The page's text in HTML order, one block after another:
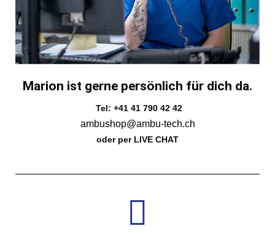
Marion ist gerne persönlich für dich da.
Tel: +41 41 790 42 42
ambushop@ambu-tech.ch
oder per LIVE CHAT